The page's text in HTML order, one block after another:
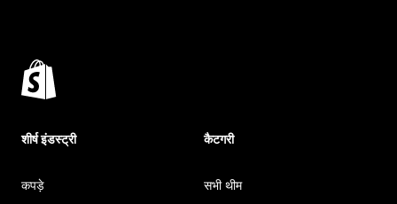
शीर्ष इंडस्ट्री
कपड़े
कैटगरी
सभी थीम